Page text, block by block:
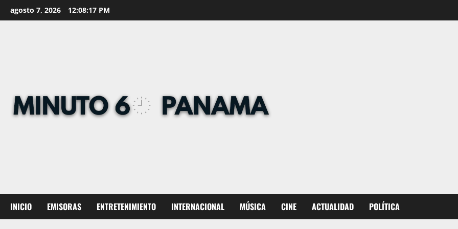
to
agosto 7, 2026 12:08:18 PM
INICIO EMISORAS ENTRETENIMIENTO INTERNACIONAL MÚSICA CINE ACTUALIDAD POLÍTICA